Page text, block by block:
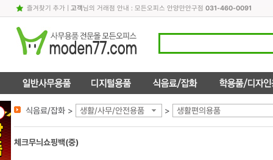
즐겨찾기 추가| 고객님의 거래점 안내 : 모든오피스 안양만안구점 031-460-0091
식음료/잡화 > 생활/사무/안전용품 > 생활편의용품
체크무늬쇼핑백(중)